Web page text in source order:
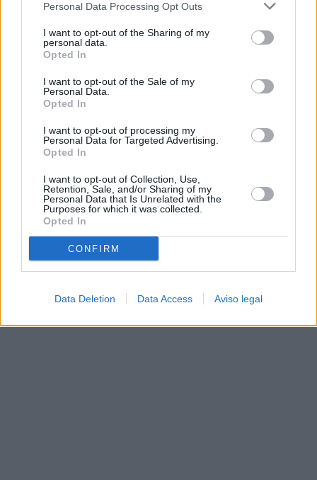
negar su consentimiento. Tenga en cuenta que algún
de su consentimiento, pero usted tiene el derecho de
rechazar tal procesamiento. Sus preferencias se aplicarán
cualquier momento entrando de nuevo en este sitio web o
visitando nuestra política de privacidad.
Personal Data Processing Opt Outs
I want to opt-out of the Sharing of my
personal data.
Opted In
I want to opt-out of the Sale of my
Personal Data.
Opted In
I want to opt-out of processing my
Personal Data for Targeted Advertising.
Opted In
I want to opt-out of Collection, Use,
Retention, Sale, and/or Sharing of my
Personal Data that Is Unrelated with the
Purposes for which it was collected.
Opted In
CONFIRM
Data Deletion Data Access Aviso legal